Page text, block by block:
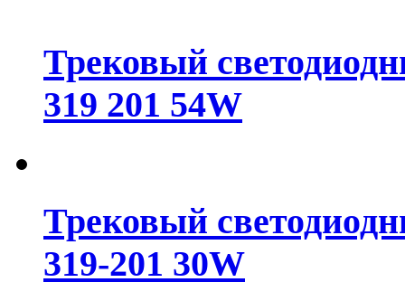
Трековый
319 201 54W
Трековый
319-201 30W